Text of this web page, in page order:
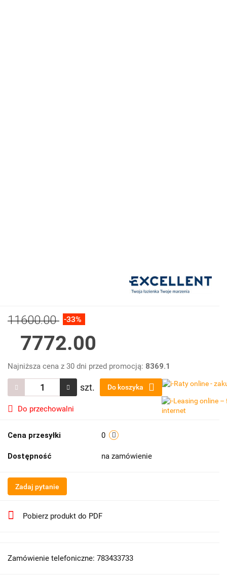
11600.00 -33%
7772.00
Najniższa cena z 30 dni przed promocją: 8369.1
szt. Do koszyka
Do przechowalni
Cena przesyłki 0
Dostępność na zamówienie
Zadaj pytanie
Pobierz produkt do PDF
Zamówienie telefoniczne: 783433733